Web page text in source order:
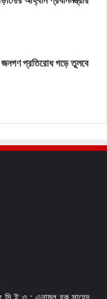
জনগণ প্রতিরোধ গড়ে তুলবে